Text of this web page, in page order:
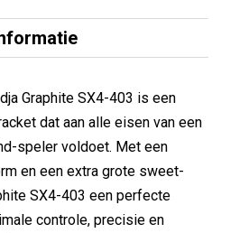
Graphite SX4-403 is een
dat aan alle eisen van een
speler voldoet. Met een
en een extra grote sweet-
SX4-403 een perfecte
controle, precisie en